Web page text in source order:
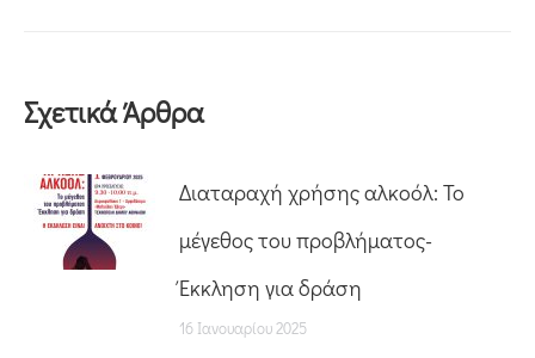
Σχετικά Άρθρα
Διαταραχή χρήσης αλκοόλ: Το
μέγεθος του προβλήματος-
Έκκληση για δράση
16 Ιανουαρίου 2025